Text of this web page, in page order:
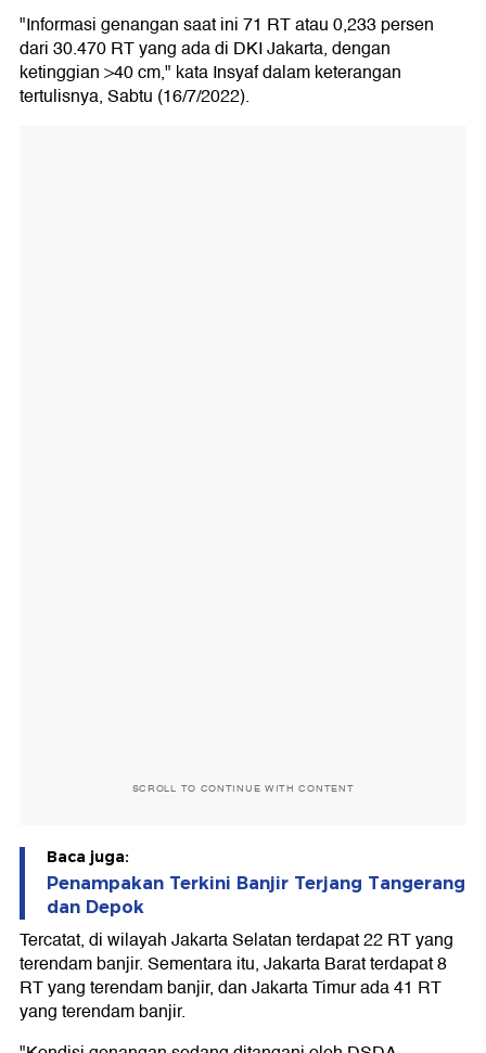
"Informasi genangan saat ini 71 RT atau 0,233 persen
dari 30.470 RT yang ada di DKI Jakarta, dengan
ketinggian >40 cm," kata Insyaf dalam keterangan
tertulisnya, Sabtu (16/7/2022).
SCROLL TO CONTINUE WITH CONTENT
Baca juga:
Penampakan Terkini Banjir Terjang Tangerang
dan Depok
Tercatat, di wilayah Jakarta Selatan terdapat 22 RT yang
terendam banjir. Sementara itu, Jakarta Barat terdapat 8
RT yang terendam banjir, dan Jakarta Timur ada 41 RT
yang terendam banjir.